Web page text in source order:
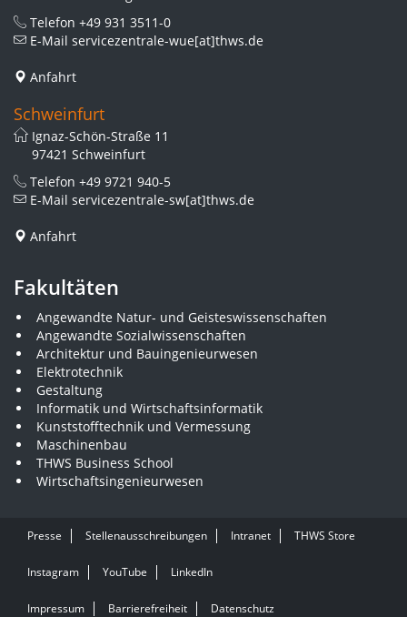
Telefon +49 931 3511-0
E-Mail servicezentrale-wue[at]thws.de
Anfahrt
Schweinfurt
Ignaz-Schön-Straße 11
97421 Schweinfurt
Telefon +49 9721 940-5
E-Mail servicezentrale-sw[at]thws.de
Anfahrt
Fakultäten
Angewandte Natur- und Geisteswissenschaften
Angewandte Sozialwissenschaften
Architektur und Bauingenieurwesen
Elektrotechnik
Gestaltung
Informatik und Wirtschaftsinformatik
Kunststofftechnik und Vermessung
Maschinenbau
THWS Business School
Wirtschaftsingenieurwesen
Presse Stellenausschreibungen Intranet THWS Store
Instagram YouTube LinkedIn
Impressum Barrierefreiheit Datenschutz